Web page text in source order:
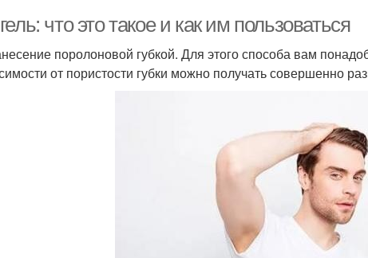
что это такое и как им пользоваться
поролоновой губкой. Для этого способа вам
от пористости губки можно получать совершенно